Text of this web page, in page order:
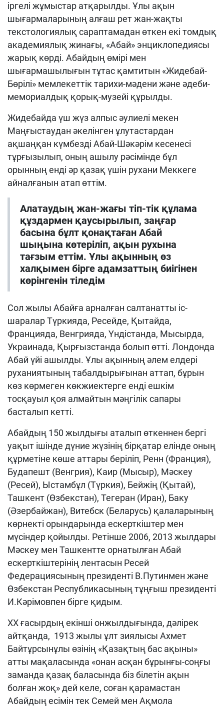
іргелі жұмыстар атқарылды. Ұлы ақын
шығармаларының алғаш рет жан-жақты
текстологиялық сараптамадан өткен екі томдық
академиялық жинағы, «Абай» энциклопедиясы
жарық көрді. Абайдың өмірі мен
шығармашылығын тұтас қамтитын «Жидебай-
Бөрілі» мемлекеттік тарихи-мәдени және әдеби-
мемориалдық қорық-музейі құрылды.
Жидебайда үш жүз алпыс әулиелі мекен
Маңғыстаудан әкелінген ұлутастардан
ақшаңқан күмбезді Абай-Шәкәрім кесенесі
тұрғызылып, оның ашылу рәсімінде бұл
орынның енді әр қазақ үшін рухани Меккеге
айналғанын атап өттім.
Алатаудың жан-жағы тіп-тік құлама
құздармен қаусырылып, заңғар
басына бұлт қонақтаған Абай
шыңына көтеріліп, ақын рухына
тағзым еттім. Ұлы ақынның өз
халқымен бірге адамзаттың биігінен
көрінгенін тіледім
Сол жылы Абайға арналған салтанатты іс-
шаралар Түркияда, Ресейде, Қытайда,
Францияда, Венгрияда, Үндістанда, Мысырда,
Украинада, Қырғызстанда болып өтті. Лондонда
Абай үйі ашылды. Ұлы ақынның әлем елдері
руханиятының табалдырығынан аттап, бұрын
көз көрмеген көкжиектерге енді ешкім
тосқауыл қоя алмайтын мәңгілік сапары
басталып кетті.
Абайдың 150 жылдығы аталып өткеннен бергі
уақыт ішінде дүние жүзінің бірқатар елінде оның
құрметіне көше аттары беріліп, Ренн (Франция),
Будапешт (Венгрия), Каир (Мысыр), Мәскеу
(Ресей), Ыстамбұл (Түркия), Бейжің (Қытай),
Ташкент (Өзбекстан), Тегеран (Иран), Баку
(Әзербайжан), Витебск (Беларусь) қалаларының
көрнекті орындарында ескерткіштер мен
мүсіндер қойылды. Ретінше 2006, 2013 жылдары
Мәскеу мен Ташкентте орнатылған Абай
ескерткіштерінің лентасын Ресей
Федерациясының президенті В.Путинмен және
Өзбекстан Республикасының тұңғыш президенті
И.Кәрімовпен бірге қидым.
ХХ ғасырдың екінші онжылдығында, дәлірек
айтқанда, 1913 жылы ұлт зиялысы Ахмет
Байтұрсынұлы өзінің «Қазақтың бас ақыны»
атты мақаласында «онан асқан бұрынғы-соңғы
заманда қазақ баласында біз білетін ақын
болған жоқ» дей келе, соған қарамастан
Абайдың есімін тек Семей мен Ақмола